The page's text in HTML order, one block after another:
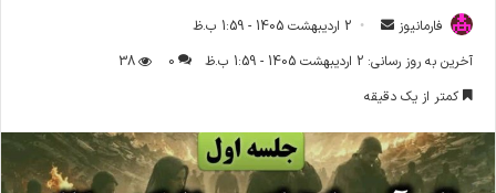
فارمانیوز
ا
ل
ا
2 اردیبهشت 1405 - 1:59 ب.ظ
آخرین به روز رسانی: 2 اردیبهشت 1405 - 1:59 ب.ظ
0
38
کمتر از یک دقیقه